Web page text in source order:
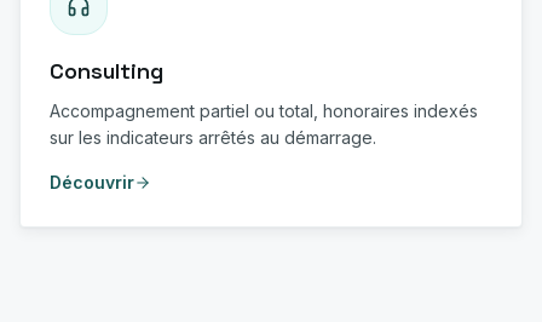
Consulting
Accompagnement partiel ou total, honoraires indexés
sur les indicateurs arrêtés au démarrage.
Découvrir